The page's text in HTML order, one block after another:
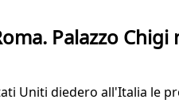
Palazzo Chigi
Uniti diedero all'Italia le